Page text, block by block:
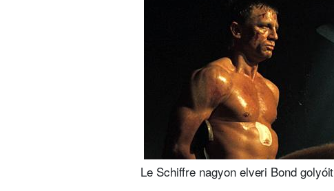
Le Schiffre nagyon elveri Bond golyóit